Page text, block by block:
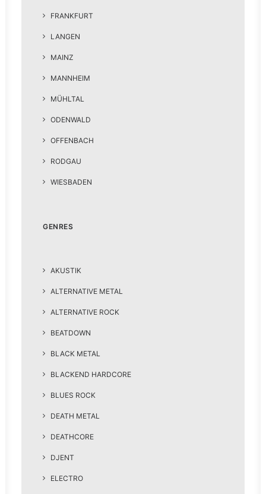
FRANKFURT
LANGEN
MAINZ
MANNHEIM
MÜHLTAL
ODENWALD
OFFENBACH
RODGAU
WIESBADEN
GENRES
AKUSTIK
ALTERNATIVE METAL
ALTERNATIVE ROCK
BEATDOWN
BLACK METAL
BLACKEND HARDCORE
BLUES ROCK
DEATH METAL
DEATHCORE
DJENT
ELECTRO